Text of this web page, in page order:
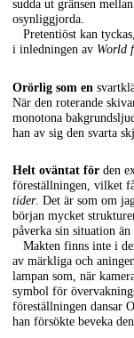
sudda ut gränsen
osynliggjorda.
Pretentiöst kan
i inledningen av World
Orörlig som en
När den roterande
monotona
han av sig den svarta
Helt oväntat för den
föreställningen, vilket
tider. Det är som om
början mycket
påverka sin situation än
Makten finns inte i
av märkliga och
lampan som, när
symbol för
föreställningen dansar
han försökte beveka